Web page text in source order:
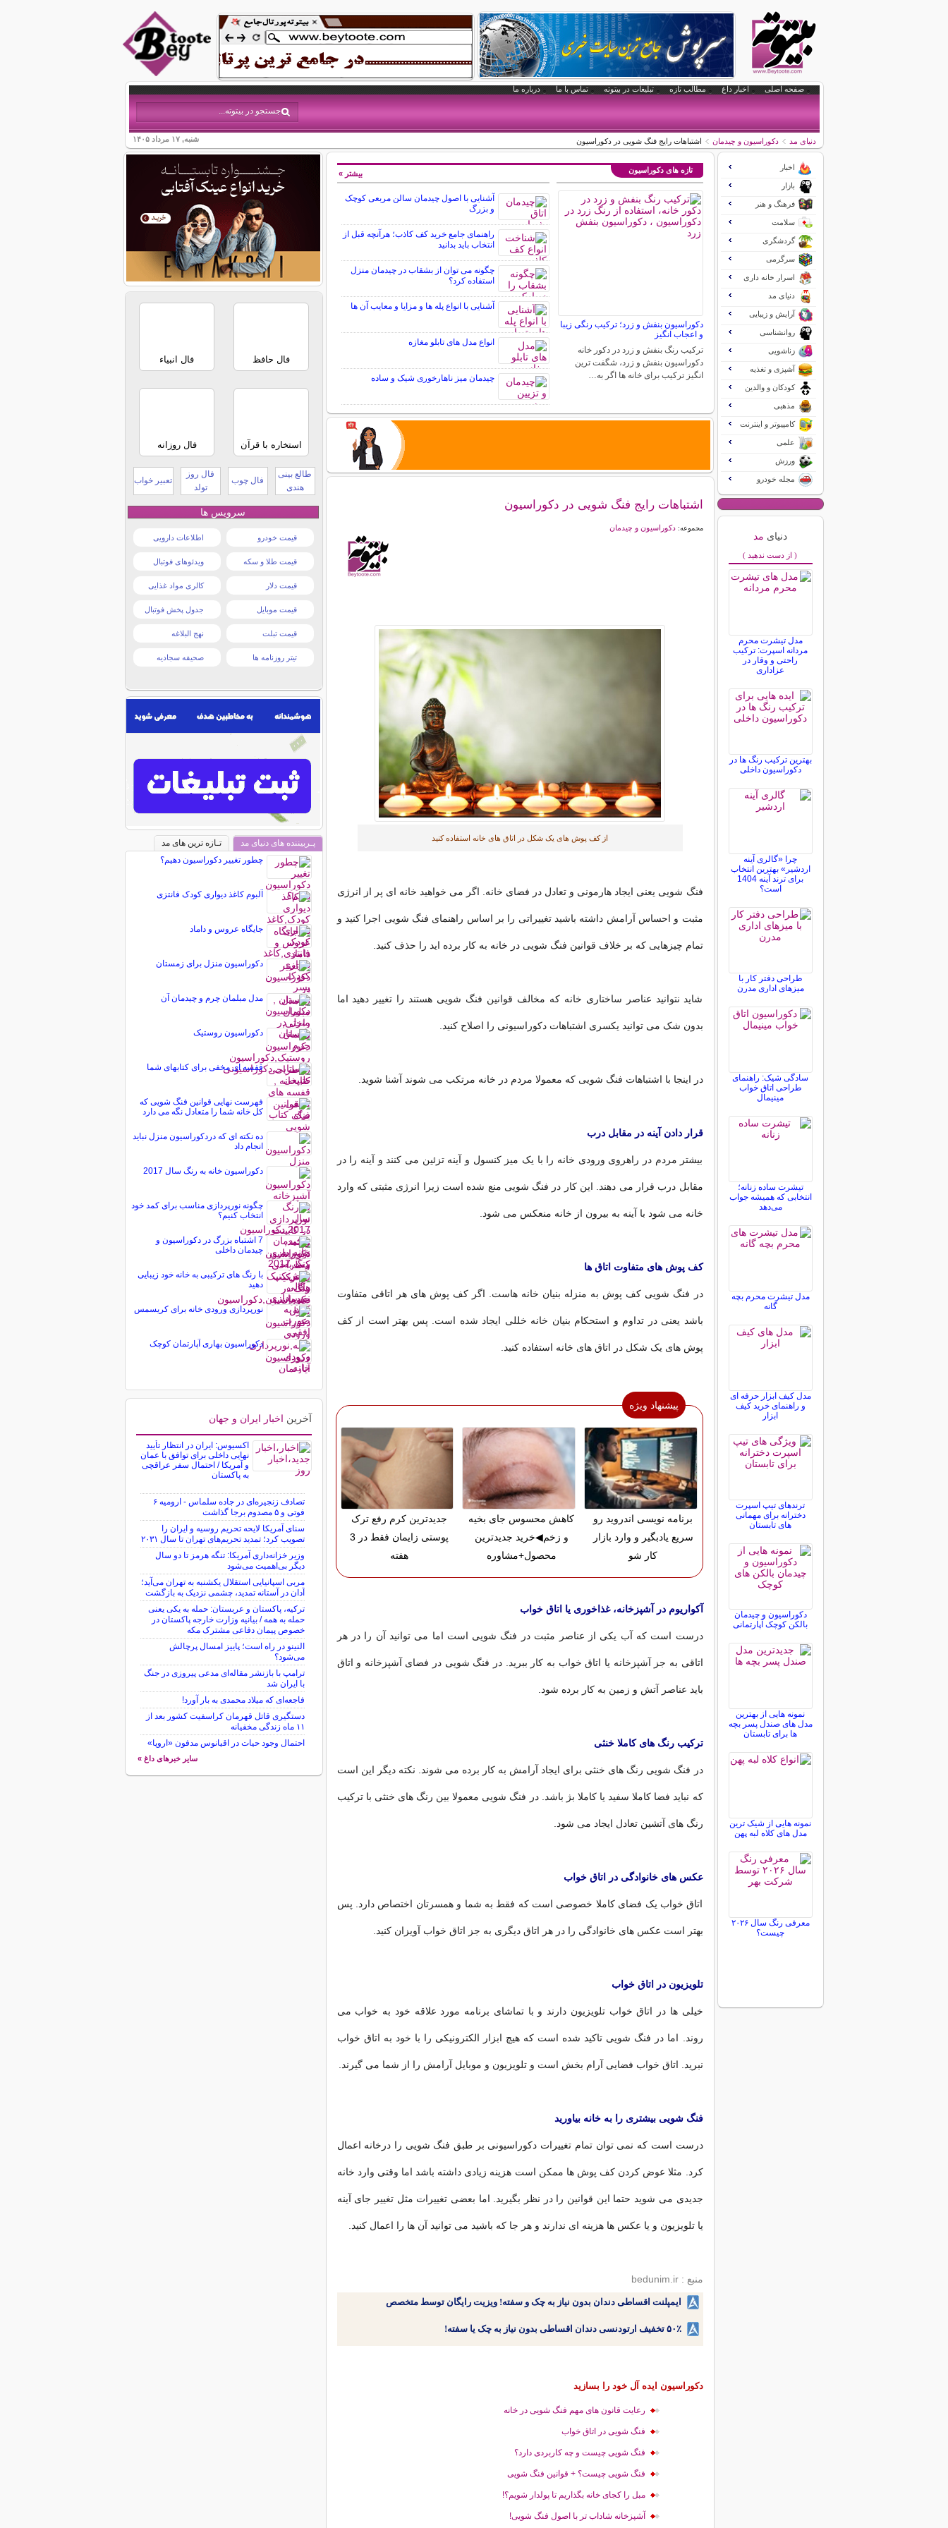
صفحه اصلی اخبار داغ مطالب تازه تبلیغات در بیتوته تماس با ما درباره ما
شنبه, ۱۷ مرداد ۱۴۰۵ دنیای مد دکوراسیون و چیدمان اشتباهات رایج فنگ شویی در دکوراسیون
تازه های دکوراسیون
دکوراسیون بنفش و زرد؛ ترکیب رنگی زیبا
و اعجاب انگیز
ترکیب رنگ بنفش و زرد در دکور خانه
دکوراسیون بنفش و زرد، شگفت ترین
انگیز ترکیب برای خانه ها اگر به…
آشنایی با اصول چیدمان سالن مربعی کوچک
و بزرگ
راهنمای جامع خرید کف کاذب؛ هرآنچه قبل از
انتخاب باید بدانید
چگونه می توان از بشقاب در چیدمان منزل
استفاده کرد؟
آشنایی با انواع پله ها و مزایا و معایب آن ها
انواع مدل های تابلو مغازه
چیدمان میز ناهارخوری شیک و ساده
بیشتر »
اشتباهات رایج فنگ شویی در دکوراسیون
مجموعه:دکوراسیون و چیدمان
از کف پوش های یک شکل در اتاق های خانه استفاده کنید
فنگ شویی یعنی ایجاد هارمونی و تعادل در فضای خانه. اگر می خواهید خانه ای پر از انرژی
مثبت و احساس آرامش داشته باشید تغییراتی را بر اساس راهنمای فنگ شویی اجرا کنید و
تمام چیزهایی که بر خلاف قوانین فنگ شویی در خانه به کار برده اید را حذف کنید.
شاید نتوانید عناصر ساختاری خانه که مخالف قوانین فنگ شویی هستند را تغییر دهید اما
بدون شک می توانید یکسری اشتباهات دکوراسیونی را اصلاح کنید.
در اینجا با اشتباهات فنگ شویی که معمولا مردم در خانه مرتکب می شوند آشنا شوید.
قرار دادن آینه در مقابل درب
بیشتر مردم در راهروی ورودی خانه را با یک میز کنسول و آینه تزئین می کنند و آینه را در
مقابل درب قرار می دهند. این کار در فنگ شویی منع شده است زیرا انرژی مثبتی که وارد
خانه می شود با آینه به بیرون از خانه منعکس می شود.
کف پوش های متفاوت اتاق ها
در فنگ شویی کف پوش به منزله بنیان خانه هاست. اگر کف پوش های هر اتاقی متفاوت
باشد یعنی در تداوم و استحکام بنیان خانه خللی ایجاد شده است. پس بهتر است از کف
پوش های یک شکل در اتاق های خانه استفاده کنید.
پیشنهاد ویژه
برنامه نویسی اندروید رو
سریع یادبگیر و وارد بازار
کار شو
کاهش محسوس جای بخیه
و زخم◀خرید جدیدترین
محصول+مشاوره
جدیدترین کرم رفع ترک
پوستی زایمان فقط در 3
هفته
آکواریوم در آشپزخانه، غذاخوری یا اتاق خواب
درست است که آب یکی از عناصر مثبت در فنگ شویی است اما می توانید آن را در هر
اتاقی به جز آشپزخانه یا اتاق خواب به کار ببرید. در فنگ شویی در فضای آشپزخانه و اتاق
باید عناصر آتش و زمین به کار برده شود.
ترکیب رنگ های کاملا خنثی
در فنگ شویی رنگ های خنثی برای ایجاد آرامش به کار برده می شوند. نکته دیگر این است
که نباید فضا کاملا سفید یا کاملا بژ باشد. در فنگ شویی معمولا بین رنگ های خنثی با ترکیب
رنگ های آتشین تعادل ایجاد می شود.
عکس های خانوادگی در اتاق خواب
اتاق خواب یک فضای کاملا خصوصی است که فقط به شما و همسرتان اختصاص دارد. پس
بهتر است عکس های خانوادگی را در هر اتاق دیگری به جز اتاق خواب آویزان کنید.
تلویزیون در اتاق خواب
خیلی ها در اتاق خواب تلویزیون دارند و با تماشای برنامه مورد علاقه خود به خواب می
روند. اما در فنگ شویی تاکید شده است که هیچ ابزار الکترونیکی را با خود به اتاق خواب
نبرید. اتاق خواب فضایی آرام بخش است و تلویزیون و موبایل آرامش را از شما می گیرند.
فنگ شویی بیشتری را به خانه بیاورید
درست است که نمی توان تمام تغییرات دکوراسیونی بر طبق فنگ شویی را درخانه اعمال
کرد. مثلا عوض کردن کف پوش ها ممکن است هزینه زیادی داشته باشد اما وقتی وارد خانه
جدیدی می شوید حتما این قوانین را در نظر بگیرید. اما بعضی تغییرات مثل تغییر جای آینه
یا تلویزیون و یا عکس ها هزینه ای ندارند و هر جا که باشید می توانید آن ها را اعمال کنید.
منبع : bedunim.ir
ایمپلنت اقساطی دندان بدون نیاز به چک و سفته! ویزیت رایگان توسط متخصص
۵۰٪ تخفیف ارتودنسی دندان اقساطی بدون نیاز به چک یا سفته!
دکوراسیون ایده آل خود را بسازید
رعایت قانون های مهم فنگ شویی در خانه
فنگ شویی در اتاق خواب
فنگ شویی چیست و چه کاربردی دارد؟
فنگ شویی چیست؟ + قوانین فنگ شویی
مبل را کجای خانه بگذاریم تا پولدار شویم؟!
آشپزخانه شاداب تر با اصول فنگ شویی!
اخبار
بازار
فرهنگ و هنر
سلامت
گردشگری
سرگرمی
اسرار خانه داری
دنیای مد
آرایش و زیبایی
روانشناسی
زناشویی
آشپزی و تغذیه
کودکان و والدین
مذهبی
کامپیوتر و اینترنت
علمی
ورزش
مجله خودرو
دنیای مد
( از دست ندهید )
مدل تیشرت محرم
مردانه اسپرت: ترکیب
راحتی و وقار در
عزاداری
بهترین ترکیب رنگ ها در
دکوراسیون داخلی
چرا «گالری آینه
اردشیر» بهترین انتخاب
برای ترند آینه 1404
است؟
طراحی دفتر کار با
میزهای اداری مدرن
سادگی شیک: راهنمای
طراحی اتاق خواب
مینیمال
تیشرت ساده زنانه؛
انتخابی که همیشه جواب
می‌دهد
مدل تیشرت محرم بچه
گانه
مدل کیف ابزار حرفه ای
و راهنمای خرید کیف
ابزار
ترندهای تیپ اسپرت
دخترانه برای مهمانی
های تابستان
دکوراسیون و چیدمان
بالکن کوچک آپارتمانی
نمونه هایی از بهترین
مدل های صندل پسر بچه
ها برای تابستان
نمونه هایی از شیک ترین
مدل های کلاه لبه پهن
معرفی رنگ سال ۲۰۲۶
چیست؟
فال حافظ فال انبیاء
استخاره با قرآن فال روزانه
طالع بینی
هندی
فال چوب
فال روز
تولد
تعبیر خواب
سرویس ها
قیمت خودرو اطلاعات دارویی
قیمت طلا و سکه ویدئوهای فوتبال
قیمت دلار کالری مواد غذایی
قیمت موبایل جدول پخش فوتبال
قیمت تبلت نهج البلاغه
تیتر روزنامه ها صحیفه سجادیه
پـربیننده های دنیای مد
تـازه ترین های مد
چطور تغییر دکوراسیون دهیم؟
آلبوم کاغذ دیواری کودک فانتزی
جایگاه عروس و داماد
دکوراسیون منزل برای زمستان
مدل مبلمان چرم و چیدمان آن
دکوراسیون روستیک
قفسه ای مخفی برای کتابهای شما
فهرست نهایی قوانین فنگ شویی که
کل خانه شما را متعادل نگه می دارد
ده نکته ای که دردکوراسیون منزل نباید
انجام داد
دکوراسیون خانه به رنگ سال 2017
چگونه نورپردازی مناسب برای کمد خود
انتخاب کنیم؟
7 اشتباه بزرگ در دکوراسیون و
چیدمان داخلی
با رنگ های ترکیبی به خانه خود زیبایی
دهید
نورپردازی ورودی خانه برای کریسمس
دکوراسیون بهاری آپارتمان کوچک
آخرین اخبار ایران و جهان
اکسیوس: ایران در انتظار تأیید
نهایی داخلی برای توافق با عمان
و آمریکا / احتمال سفر عراقچی
به پاکستان
تصادف زنجیره‌ای در جاده سلماس - ارومیه ۶
فوتی و ۵ مصدوم برجا گذاشت
سنای آمریکا لایحه تحریم روسیه و ایران را
تصویب کرد؛ تمدید تحریم‌های تهران تا سال ۲۰۳۱
وزیر خزانه‌داری آمریکا: تنگه هرمز تا دو سال
دیگر بی‌اهمیت می‌شود
مربی اسپانیایی استقلال یکشنبه به تهران می‌آید؛
آدان در آستانه تمدید، چشمی نزدیک به بازگشت
ترکیه، پاکستان و عربستان: حمله به یکی یعنی
حمله به همه / بیانیه وزارت خارجه پاکستان در
خصوص پیمان دفاعی مشترک مکه
النینو در راه است؛ پاییز امسال پرچالش
می‌شود؟
ترامپ با بازنشر مقاله‌ای مدعی پیروزی در جنگ
با ایران شد
فاجعه‌ای که میلاد محمدی به بار آورد!
دستگیری قاتل قهرمان کراسفیت کشور بعد از
۱۱ ماه زندگی مخفیانه
احتمال وجود حیات در اقیانوس مدفون «اروپا»
سایر خبرهای داغ »